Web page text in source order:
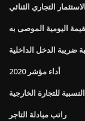
الاستثمار التجاري الثنائي
اليومية الموصى به
ضريبة الدخل الداخلية
أداء مؤشر 2020
للتجارة الخارجية
راتب مبادلة التاجر